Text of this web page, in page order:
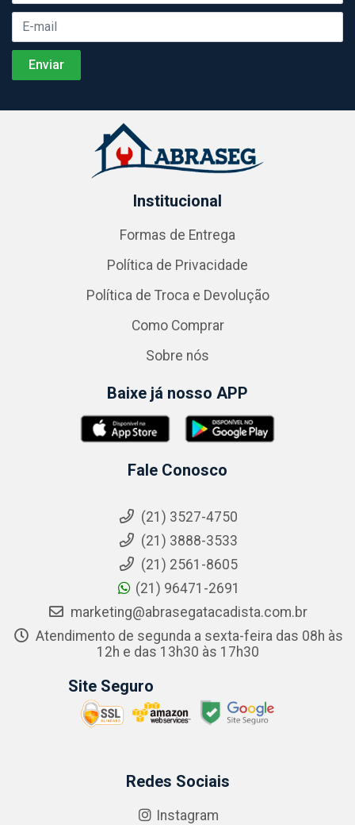
Institucional
Formas de Entrega
Política de Privacidade
Política de Troca e Devolução
Como Comprar
Sobre nós
Baixe já nosso APP
Fale Conosco
(21) 3527-4750
(21) 3888-3533
(21) 2561-8605
(21) 96471-2691
marketing@abrasegatacadista.com.br
Atendimento de segunda a sexta-feira das 08h às
12h e das 13h30 às 17h30
Site Seguro
Redes Sociais
Instagram